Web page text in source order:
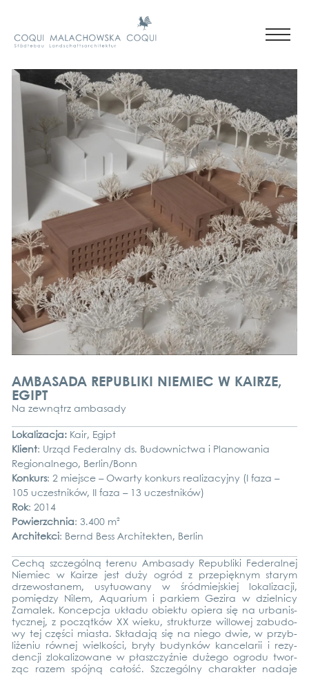
AMBASADA REPUBLIKI NIEMIEC W KAIRZE,
EGIPT
Na zewną­trz amba­sa­dy
Loka­li­zac­ja: Kair, Egipt
Kli­ent: Urząd Federal­ny ds. Budow­nict­wa i Pla­no­wa­nia
Regio­nal­n­ego, Berlin/Bonn
Kon­kurs: 2 mie­j­s­ce – Owar­ty kon­kurs rea­li­za­cy­j­ny (I faza –
105 uczest­ni­ków, II faza – 13 uczest­ni­ków)
Rok: 2014
Powierzch­nia: 3.400 m²
Archi­tek­ci: Bernd Bess Archi­tek­ten, Ber­lin
Cechą szc­ze­gólną terenu Amba­sa­dy Repu­bli­ki Federal­nej
Nie­miec w Kair­ze jest duży ogród z prze­pię­knym sta­rym
drze­wosta­nem, usy­tuo­wa­ny w śród­mie­js­kiej loka­li­zac­ji,
pomięd­zy Nilem, Aqua­ri­um i par­kiem Gezi­ra w dziel­ni­cy
Zama­lek. Kon­cep­c­ja ukła­du obiek­tu opie­ra się na urba­nis­
ty­cz­nej, z poc­ząt­ków XX wie­ku, struk­tur­ze wil­lo­wej zabu­do­
wy tej części mias­ta. Skła­da­ją się na nie­go dwie, w przy­b­
liże­niu rów­nej wiel­kości, bryły budyn­ków kan­cel­arii i rezy­
den­c­ji zlo­ka­lizowa­ne w płaszc­zyź­nie duże­go ogro­du twor­
ząc razem spó­jną całość. Szc­ze­gól­ny cha­rak­ter nada­je